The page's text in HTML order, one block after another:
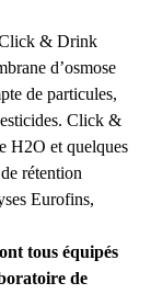
& Drink
d’osmose
de particules,
Click &
H2O et quelques
rétention
Eurofins,
tous équipés
de